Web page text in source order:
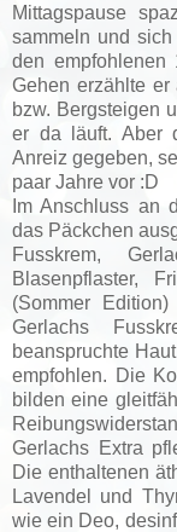
Mittagspause
sammeln und
den empfohlenen
Gehen erzählte
bzw. Bergsteigen
er da läuft. Aber
Anreiz gegeben,
paar Jahre vor :D
Im Anschluss an
das Päckchen
Fusskrem,
Blasenpflaster,
(Sommer
Gerlachs
beanspruchte
empfohlen. Die
bilden eine
Gerlachs Extra
Die enthaltenen
Lavendel und
wie ein Deo,